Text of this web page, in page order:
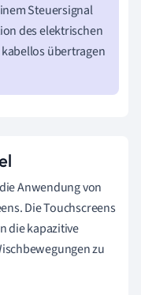
Steuersignal
des elektrischen
übertragen
Anwendung von
Die Touchscreens
die kapazitive
zu